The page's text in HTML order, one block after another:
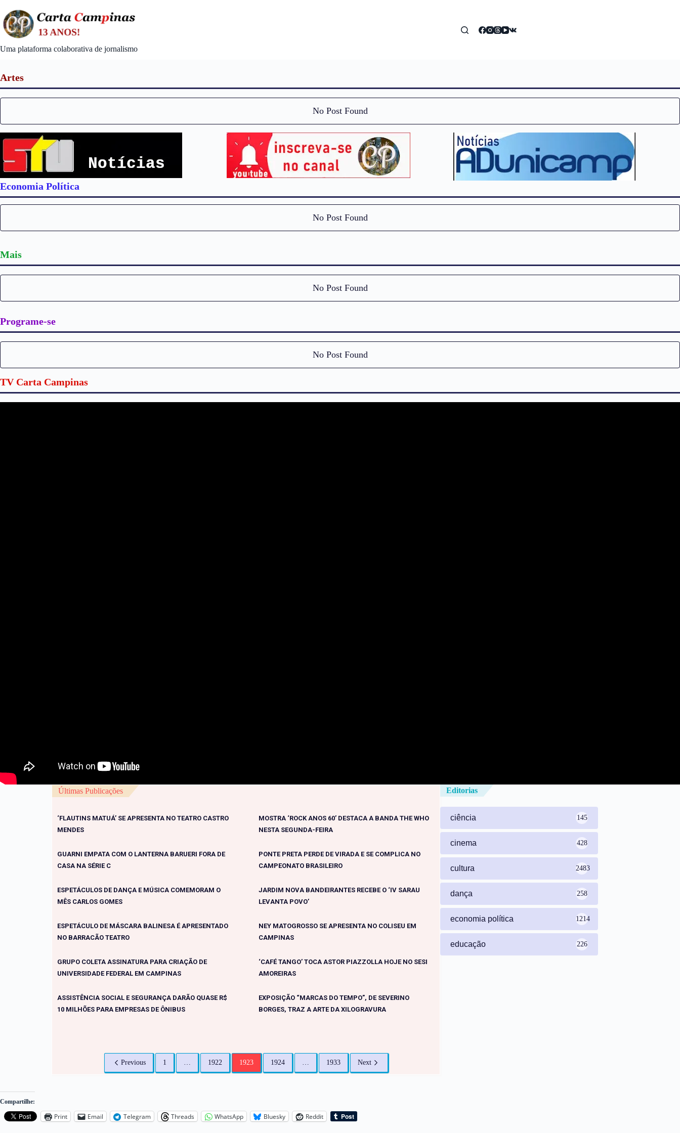
content
Uma plataforma colaborativa de jornalismo
Artes
No Post Found
Economia Política
No Post Found
Mais
No Post Found
Programe-se
No Post Found
TV Carta Campinas
Últimas Publicações
‘FLAUTINS MATUÁ’ SE APRESENTA NO TEATRO CASTRO
MENDES
MOSTRA ‘ROCK ANOS 60’ DESTACA A BANDA THE WHO
NESTA SEGUNDA-FEIRA
GUARNI EMPATA COM O LANTERNA BARUERI FORA DE
CASA NA SÉRIE C
PONTE PRETA PERDE DE VIRADA E SE COMPLICA NO
CAMPEONATO BRASILEIRO
ESPETÁCULOS DE DANÇA E MÚSICA COMEMORAM O
MÊS CARLOS GOMES
JARDIM NOVA BANDEIRANTES RECEBE O ‘IV SARAU
LEVANTA POVO’
ESPETÁCULO DE MÁSCARA BALINESA É APRESENTADO
NO BARRACÃO TEATRO
NEY MATOGROSSO SE APRESENTA NO COLISEU EM
CAMPINAS
GRUPO COLETA ASSINATURA PARA CRIAÇÃO DE
UNIVERSIDADE FEDERAL EM CAMPINAS
‘CAFÉ TANGO’ TOCA ASTOR PIAZZOLLA HOJE NO SESI
AMOREIRAS
ASSISTÊNCIA SOCIAL E SEGURANÇA DARÃO QUASE R$
10 MILHÕES PARA EMPRESAS DE ÔNIBUS
EXPOSIÇÃO “MARCAS DO TEMPO”, DE SEVERINO
BORGES, TRAZ A ARTE DA XILOGRAVURA
Previous 1 … 1922 1923 1924 … 1933 Next
Editorias
ciência 145
cinema 428
cultura 2483
dança 258
economia política 1214
educação 226
Compartilhe:
Print Email Telegram Threads WhatsApp Bluesky Reddit